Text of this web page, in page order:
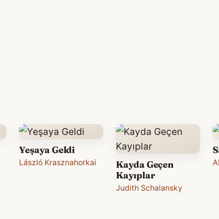
Yeşaya Geldi
László Krasznahorkai
Kayda Geçen
Kayıplar
Judith Schalansky